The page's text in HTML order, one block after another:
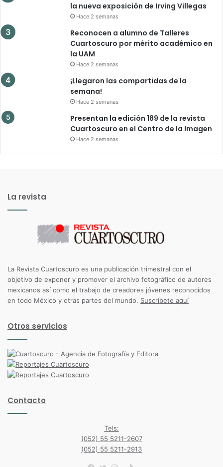
la nueva exposición de Irving Villegas
Hace 2 semanas
Reconocen a alumno de Talleres
Cuartoscuro por mérito académico en
la UAM
Hace 2 semanas
¡Llegaron las compartidas de la
semana!
Hace 2 semanas
Presentan la edición 189 de la revista
Cuartoscuro en el Centro de la Imagen
Hace 2 semanas
La revista
La Revista Cuartoscuro es una publicación trimestral con el
objetivo de exponer y promover el archivo fotográfico de autores
mexicanos así como el trabajo de creadores jóvenes reconocidos
en todo México y otras partes del mundo. Suscríbete aquí
Otros servicios
Contacto
Tels:
(052) 55 5211-2607
(052) 55 5211-2913